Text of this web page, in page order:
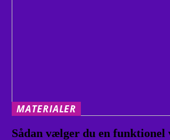
MATERIALER
Sådan vælger du en